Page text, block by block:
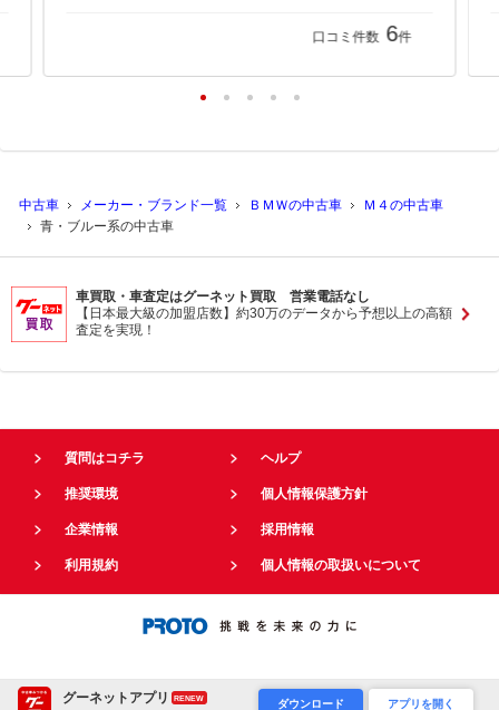
グーネットアプリ RENEW ダウンロード アプリを開く
口コミ件数 6件
中古車 メーカー・ブランド一覧 ＢＭＷの中古車
Ｍ４の中古車
青・ブルー系の中古車
車買取・車査定はグーネット買取 営業電話なし
【日本最大級の加盟店数】約30万のデータから予想以上の高額
査定を実現！
質問はコチラ ヘルプ
推奨環境 個人情報保護方針
企業情報 採用情報
利用規約 個人情報の取扱いについて